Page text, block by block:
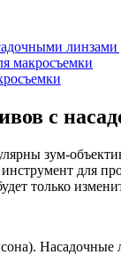
линзами
макросъемки
с
зум-
для
только
Насадочные